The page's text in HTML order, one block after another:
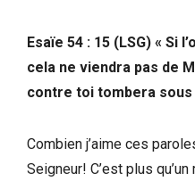
Esaïe 54 : 15 (LSG) « Si
cela ne viendra pas de
contre toi tombera sous
Combien j’aime ces
Seigneur! C’est plus